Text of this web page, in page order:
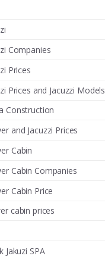
Companies
Prices
Prices and Jacuzzi Models
Construction
and Jacuzzi Prices
Cabin
Cabin Companies
Cabin Price
cabin prices
Jakuzi SPA